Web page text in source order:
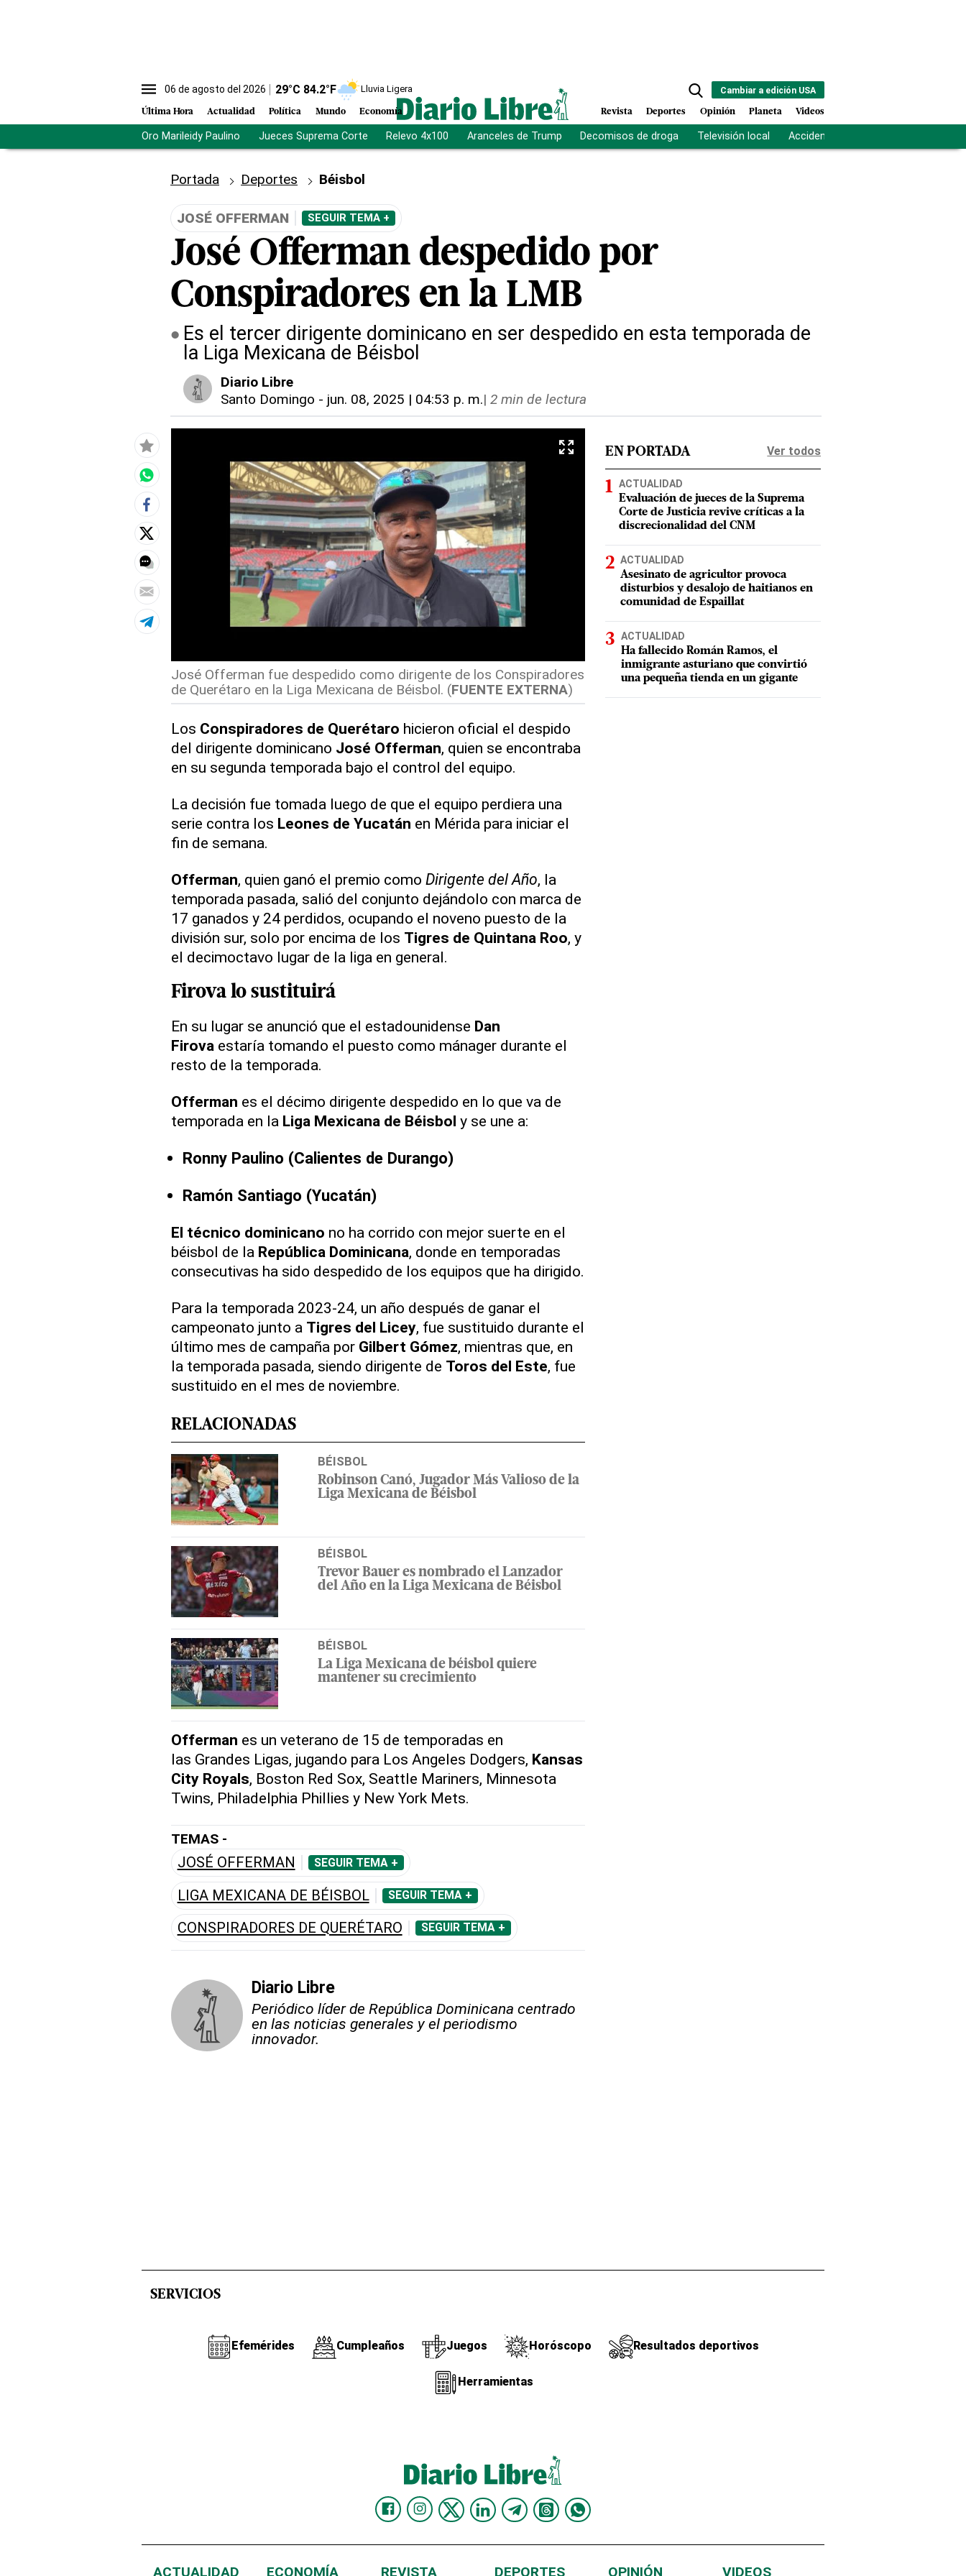
06 de agosto del 2026 29°C 84.2°F Lluvia Ligera
Última Hora Actualidad Política Mundo Economía
Cambiar a edición USA
Revista Deportes Opinión Planeta Videos
Oro Marileidy Paulino Jueces Suprema Corte Relevo 4x100 Aranceles de Trump Decomisos de droga Televisión local Accidente Los Ríos
Portada Deportes Béisbol
JOSÉ OFFERMAN SEGUIR TEMA +
José Offerman despedido por
Conspiradores en la LMB
Es el tercer dirigente dominicano en ser despedido en esta temporada de
la Liga Mexicana de Béisbol
Diario Libre
Santo Domingo - jun. 08, 2025 | 04:53 p. m.| 2 min de lectura
José Offerman fue despedido como dirigente de los Conspiradores
de Querétaro en la Liga Mexicana de Béisbol. (FUENTE EXTERNA)
Los Conspiradores de Querétaro hicieron oficial el despido
del dirigente dominicano José Offerman, quien se encontraba
en su segunda temporada bajo el control del equipo.
La decisión fue tomada luego de que el equipo perdiera una
serie contra los Leones de Yucatán en Mérida para iniciar el
fin de semana.
Offerman, quien ganó el premio como Dirigente del Año, la
temporada pasada, salió del conjunto dejándolo con marca de
17 ganados y 24 perdidos, ocupando el noveno puesto de la
división sur, solo por encima de los Tigres de Quintana Roo, y
el decimoctavo lugar de la liga en general.
Firova lo sustituirá
En su lugar se anunció que el estadounidense Dan
Firova estaría tomando el puesto como mánager durante el
resto de la temporada.
Offerman es el décimo dirigente despedido en lo que va de
temporada en la Liga Mexicana de Béisbol y se une a:
Ronny Paulino (Calientes de Durango)
Ramón Santiago (Yucatán)
El técnico dominicano no ha corrido con mejor suerte en el
béisbol de la República Dominicana, donde en temporadas
consecutivas ha sido despedido de los equipos que ha dirigido.
Para la temporada 2023-24, un año después de ganar el
campeonato junto a Tigres del Licey, fue sustituido durante el
último mes de campaña porGilbert Gómez, mientras que, en
la temporada pasada, siendo dirigente de Toros del Este, fue
sustituido en el mes de noviembre.
RELACIONADAS
BÉISBOL
Robinson Canó, Jugador Más Valioso de la
Liga Mexicana de Béisbol
BÉISBOL
Trevor Bauer es nombrado el Lanzador
del Año en la Liga Mexicana de Béisbol
BÉISBOL
La Liga Mexicana de béisbol quiere
mantener su crecimiento
Offerman es un veterano de 15 de temporadas en
las Grandes Ligas, jugando para Los Angeles Dodgers, Kansas
City Royals, Boston Red Sox, Seattle Mariners, Minnesota
Twins, Philadelphia Phillies y New York Mets.
TEMAS -
JOSÉ OFFERMAN SEGUIR TEMA +
LIGA MEXICANA DE BÉISBOL SEGUIR TEMA +
CONSPIRADORES DE QUERÉTARO SEGUIR TEMA +
Diario Libre
Periódico líder de República Dominicana centrado
en las noticias generales y el periodismo
innovador.
EN PORTADA Ver todos
ACTUALIDAD
Evaluación de jueces de la Suprema
Corte de Justicia revive críticas a la
discrecionalidad del CNM
ACTUALIDAD
Asesinato de agricultor provoca
disturbios y desalojo de haitianos en
comunidad de Espaillat
ACTUALIDAD
Ha fallecido Román Ramos, el
inmigrante asturiano que convirtió
una pequeña tienda en un gigante
SERVICIOS
Efemérides Cumpleaños Juegos Horóscopo Resultados deportivos
Herramientas
ACTUALIDAD ECONOMÍA REVISTA DEPORTES OPINIÓN VIDEOS